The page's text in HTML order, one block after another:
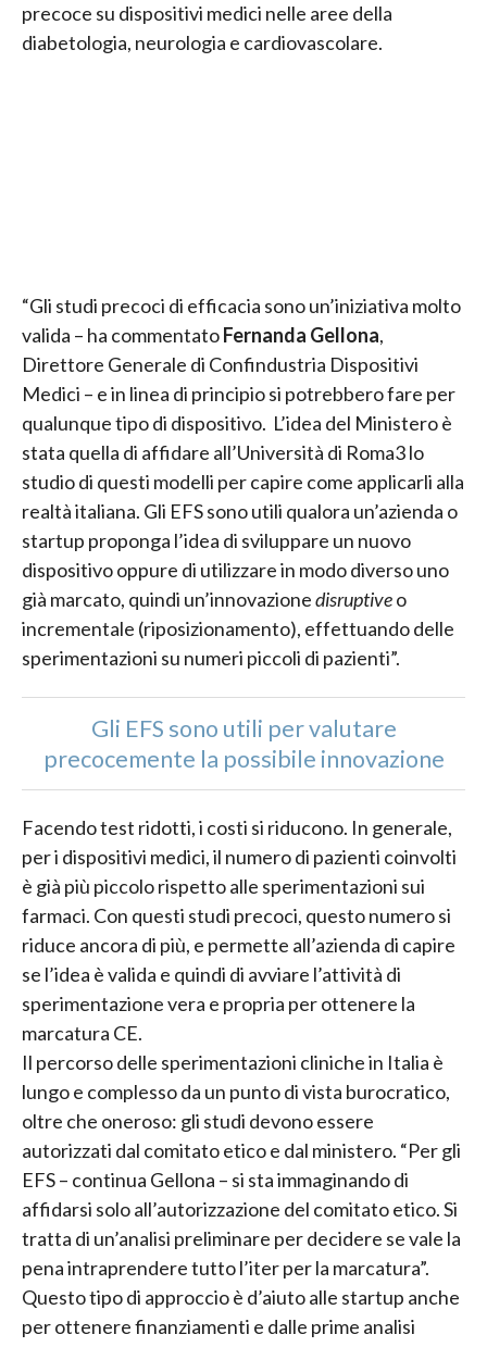
precoce su dispositivi medici nelle aree della
diabetologia, neurologia e cardiovascolare.
“Gli studi precoci di efficacia sono un’iniziativa molto
valida – ha commentatoFernanda Gellona,
Direttore Generale di Confindustria Dispositivi
Medici – e in linea di principio si potrebbero fare per
qualunque tipo di dispositivo. L’idea del Ministero è
stata quella di affidare all’Università di Roma3 lo
studio di questi modelli per capire come applicarli alla
realtà italiana. Gli EFS sono utili qualora un’azienda o
startup proponga l’idea di sviluppare un nuovo
dispositivo oppure di utilizzare in modo diverso uno
già marcato, quindi un’innovazionedisruptiveo
incrementale (riposizionamento), effettuando delle
sperimentazioni su numeri piccoli di pazienti”.
Gli EFS sono utili per valutare
precocemente la possibile innovazione
Facendo test ridotti, i costi si riducono. In generale,
per i dispositivi medici, il numero di pazienti coinvolti
è già più piccolo rispetto alle sperimentazioni sui
farmaci. Con questi studi precoci, questo numero si
riduce ancora di più, e permette all’azienda di capire
se l’idea è valida e quindi di avviare l’attività di
sperimentazione vera e propria per ottenere la
marcatura CE.
Il percorso delle sperimentazioni cliniche in Italia è
lungo e complesso da un punto di vista burocratico,
oltre che oneroso: gli studi devono essere
autorizzati dal comitato etico e dal ministero. “Per gli
EFS – continua Gellona – si sta immaginando di
affidarsi solo all’autorizzazione del comitato etico. Si
tratta di un’analisi preliminare per decidere se vale la
pena intraprendere tutto l’iter per la marcatura”.
Questo tipo di approccio è d’aiuto alle startup anche
per ottenere finanziamenti e dalle prime analisi